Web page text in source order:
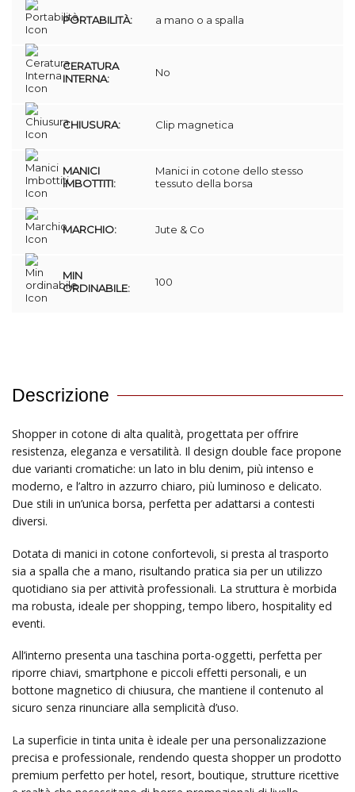
PORTABILITÀ: a mano o a spalla
CERATURA
INTERNA:
No
CHIUSURA: Clip magnetica
MANICI
IMBOTTITI:
Manici in cotone dello stesso
tessuto della borsa
MARCHIO: Jute & Co
MIN
ORDINABILE:
100
Descrizione
Shopper in cotone di alta qualità, progettata per offrire
resistenza, eleganza e versatilità. Il design double face propone
due varianti cromatiche: un lato in blu denim, più intenso e
moderno, e l’altro in azzurro chiaro, più luminoso e delicato.
Due stili in un’unica borsa, perfetta per adattarsi a contesti
diversi.
Dotata di manici in cotone confortevoli, si presta al trasporto
sia a spalla che a mano, risultando pratica sia per un utilizzo
quotidiano sia per attività professionali. La struttura è morbida
ma robusta, ideale per shopping, tempo libero, hospitality ed
eventi.
All’interno presenta una taschina porta-oggetti, perfetta per
riporre chiavi, smartphone e piccoli effetti personali, e un
bottone magnetico di chiusura, che mantiene il contenuto al
sicuro senza rinunciare alla semplicità d’uso.
La superficie in tinta unita è ideale per una personalizzazione
precisa e professionale, rendendo questa shopper un prodotto
premium perfetto per hotel, resort, boutique, strutture ricettive